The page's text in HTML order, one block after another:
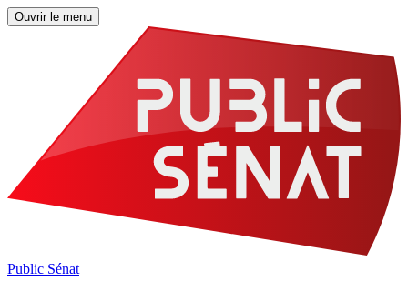
Ouvrir le menu
Public Sénat